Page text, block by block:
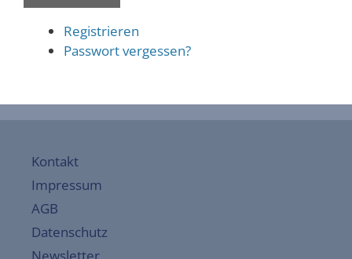
Registrieren
Passwort vergessen?
Kontakt
Impressum
AGB
Datenschutz
Newsletter